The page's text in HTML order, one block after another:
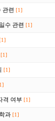
관련 [1]
수 관련 [1]
[1]
[1]
격 여부 [1]
과 [1]